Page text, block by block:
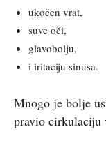
ukočen vrat,
suve oči,
glavobolju,
i iritaciju sinusa.
Mnogo je bolje
pravio cirkulaciju